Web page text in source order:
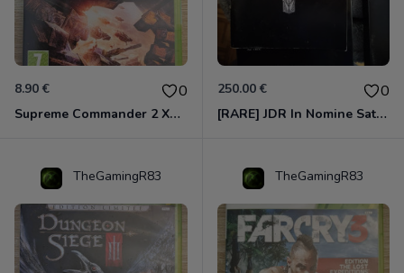
8.90 € 0
Supreme Commander 2 Xbox 360
250.00 € 0
[RARE] JDR In Nomine Satanis / Magna Veritas – 1ère Édition BOÎTE (DOS BLANC, 1989) - CROC / Siroz
TheGamingR83 TheGamingR83